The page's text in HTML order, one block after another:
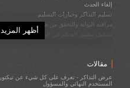
إلغاء الحدث
تسليم التذاكر وخيارات التسليم
مراقبة البوابة والتحقق من صحة التذكرة
تشغيل تطبيق التحكم في البوابة ونقاط البيع
القسائم (رموز الترويج)
اقتراح (الترويج) للأحداث ذات الصلة، أو
فيما قبل الدفع، على صفحة ما قبل الدفع
أظهر المزيد
مقالات
عرض التذاكر - تعرف على كل شيء عن تيكتور
المستخدم النهائي والمسؤول